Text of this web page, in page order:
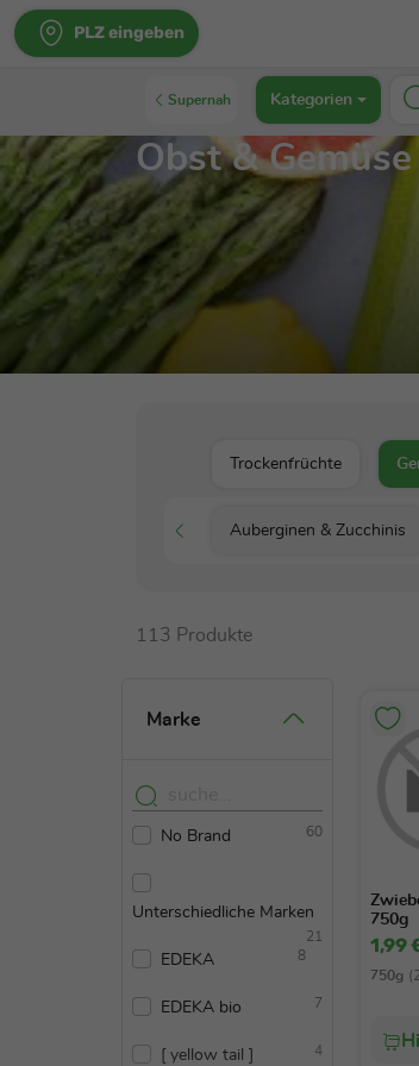
PLZ eingeben
Supernah Kategorien
Obst & Gemüse
Trockenfrüchte
Auberginen & Zucchinis
113 Produkte
Marke
No Brand 60
Unterschiedliche Marken
21
EDEKA 8
EDEKA bio 7
[ yellow tail ] 4
750g
1,99
750g